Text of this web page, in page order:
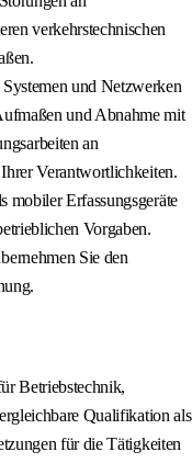
verkehrstechnischen
und Netzwerken
und Abnahme mit
an
Verantwortlichkeiten.
mobiler Erfassungsgeräte
Vorgaben.
Sie den
Betriebstechnik,
Qualifikation als
für die Tätigkeiten